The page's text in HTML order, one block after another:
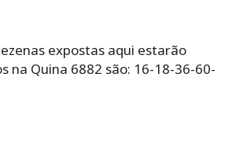
expostas aqui estarão
na Quina 6882 são: 16-18-36-60-